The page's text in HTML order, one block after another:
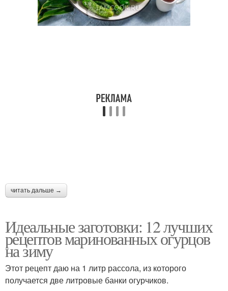
читать дальше →
Идеальные заготовки: 12 лучших
рецептов маринованных огурцов
на зиму
Этот рецепт даю на 1 литр рассола, из которого
получается две литровые банки огурчиков.